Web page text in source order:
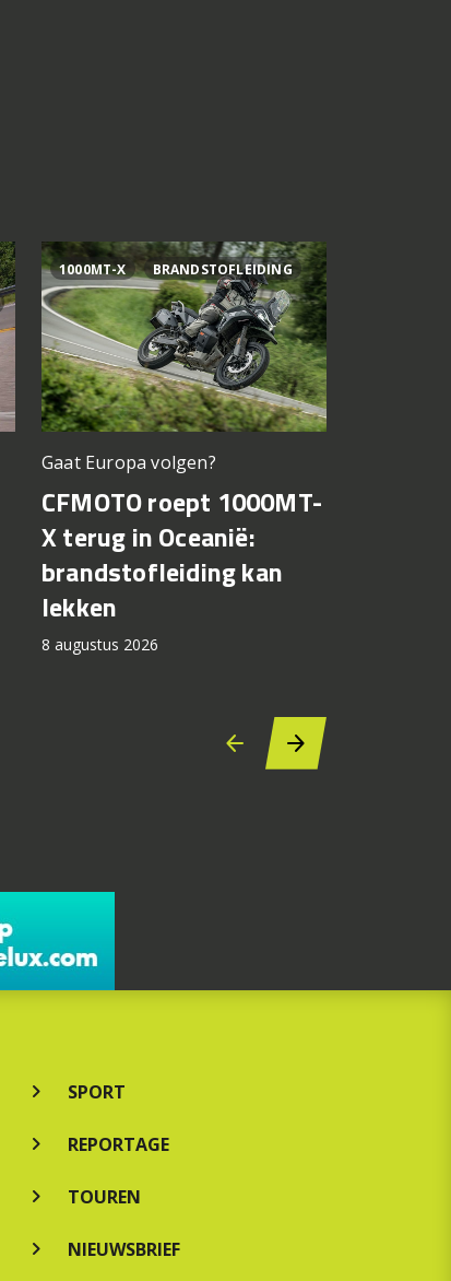
1000MT-X BRANDSTOFLEIDING
Gaat Europa volgen?
CFMOTO roept 1000MT-
X terug in Oceanië:
brandstofleiding kan
lekken
8 augustus 2026
SPORT
REPORTAGE
TOUREN
NIEUWSBRIEF